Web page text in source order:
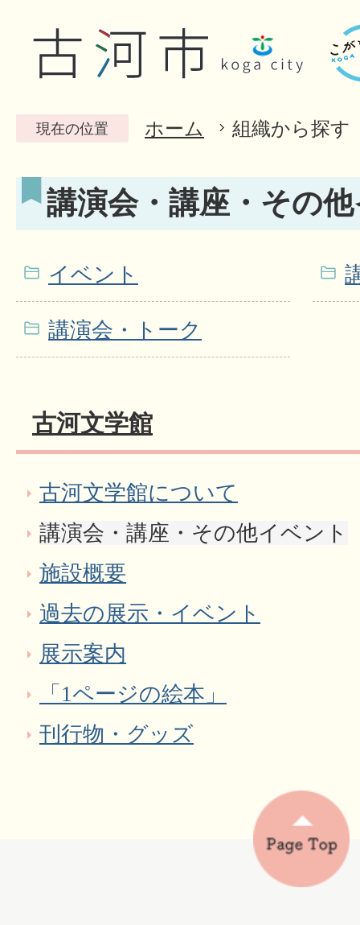
現在の位置 ホーム 組織から探す
講演会・講座・その
イベント
講演会・トーク
古河文学館
古河文学館について
講演会・講座・その他イベント
施設概要
過去の展示・イベント
展示案内
「1ページの絵本」
刊行物・グッズ